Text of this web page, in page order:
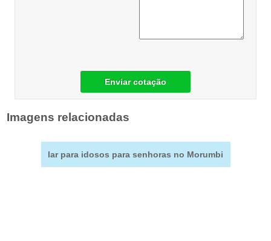
Enviar cotação
Imagens relacionadas
lar para idosos para senhoras no Morumbi